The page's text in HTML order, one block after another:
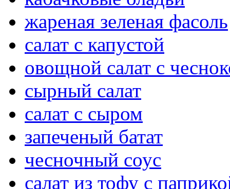
жареная зеленая фасоль
салат с капустой
овощной салат с
сырный салат
салат с сыром
запеченый батат
чесночный соус
салат из тофу с